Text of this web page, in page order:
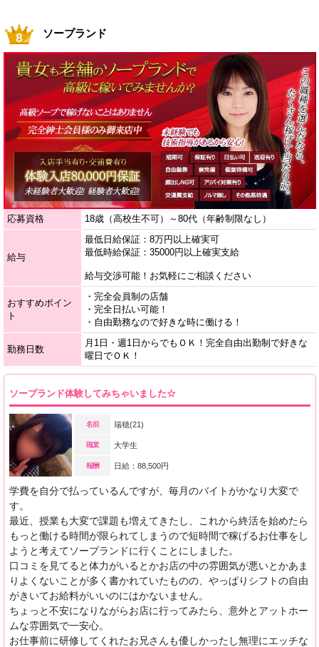
ソープランド
応募資格 18歳（高校生不可）～80代（年齢制限なし）
給与
最低日給保証：8万円以上確実可
最低時給保証：35000円以上確実支給
給与交渉可能！お気軽にご相談ください
おすすめポイン
ト
・完全会員制の店舗
・完全日払い可能！
・自由勤務なので好きな時に働ける！
勤務日数
月1日・週1日からでもＯＫ！完全自由出勤制で好きな
曜日でＯＫ！
ソープランド体験してみちゃいました☆
名前 瑞穂(21)
職業 大学生
報酬 日給：88,500円
学費を自分で払っているんですが、毎月のバイトがかなり大変で
す。
最近、授業も大変で課題も増えてきたし、これから終活を始めたら
もっと働ける時間が限られてしまうので短時間で稼げるお仕事をし
ようと考えてソープランドに行くことにしました。
口コミを見てると体力がいるとかお店の中の雰囲気が悪いとかあま
りよくないことが多く書かれていたものの、やっぱりシフトの自由
がきいてお給料がいいのにはかないません。
ちょっと不安になりながらお店に行ってみたら、意外とアットホー
ムな雰囲気で一安心。
お仕事前に研修してくれたお兄さんも優しかったし無理にエッチな